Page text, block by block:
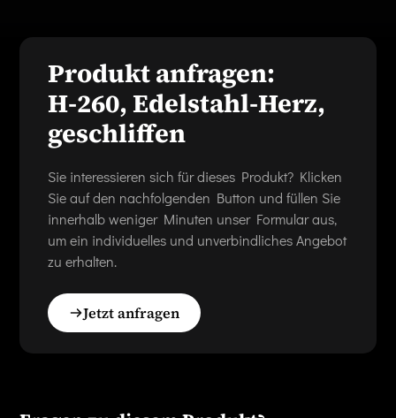
Produkt anfragen:
H-260, Edelstahl-Herz,
geschliffen
Sie interessieren sich für dieses Produkt? Klicken
Sie auf den nachfolgenden Button und füllen Sie
innerhalb weniger Minuten unser Formular aus,
um ein individuelles und unverbindliches Angebot
zu erhalten.
Jetzt anfragen